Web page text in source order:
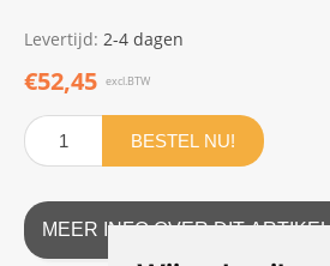
Levertijd: 2-4 dagen
€52,45 excl.BTW
BESTEL NU!
MEER INFO OVER DIT ARTIKEL